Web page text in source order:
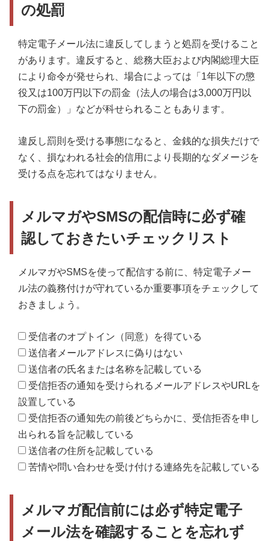
の処罰
特定電子メール法に違反してしまうと処罰を受けること
があります。違反すると、総務大臣および内閣総理大臣
により命令が発せられ、場合によっては「1年以下の懲
役又は100万円以下の罰金（法人の場合は3,000万円以
下の罰金）」などが科せられることもあります。
違反し罰則を受ける事態になると、金銭的な損失だけで
なく、損なわれる社会的信用により長期的なダメージを
受ける点を忘れてはなりません。
メルマガやSMSの配信時に必ず確
認しておきたいチェックリスト
メルマガやSMSを使って配信する前に、特定電子メー
ル法の義務付けが守れているか重要事項をチェックして
おきましょう。
受信者のオプトイン（同意）を得ている
送信者メールアドレスに偽りはない
送信者の氏名または名称を記載している
受信拒否の通知を受けられるメールアドレスやURLを
設置している
受信拒否の通知先の前後どちらかに、受信拒否を申し
出られる旨を記載している
送信者の住所を記載している
苦情や問い合わせを受け付ける連絡先を記載している
メルマガ配信前には必ず特定電子
メール法を確認することを忘れず